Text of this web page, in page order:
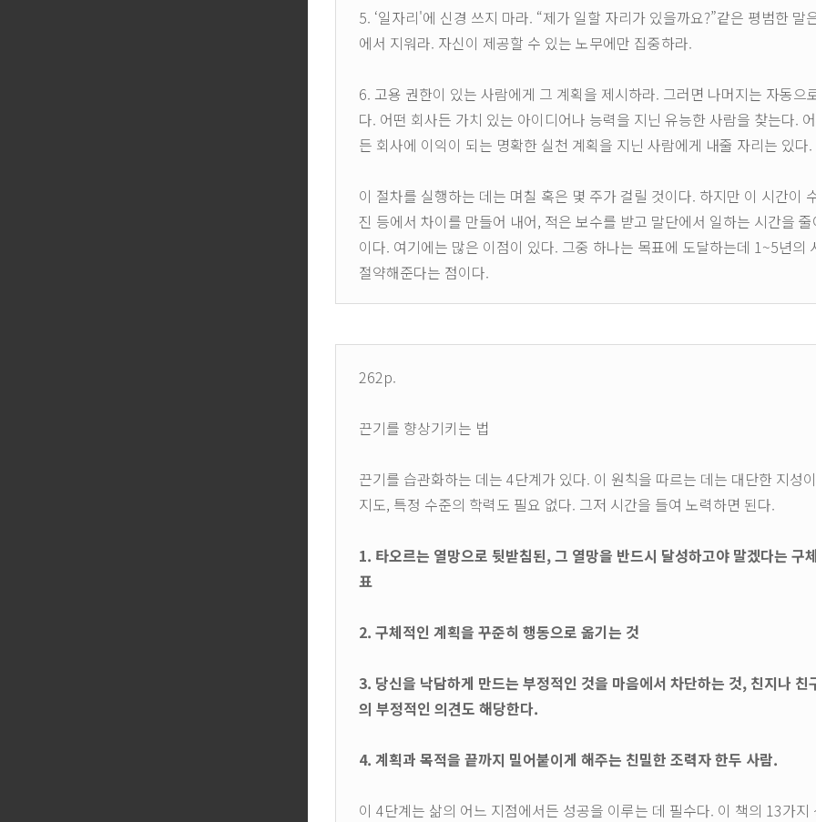
5. ‘일자리'에 신경 쓰지 마라. “제가 일할 자리가 있을까요?”같은 평범한 말
에서 지워라. 자신이 제공할 수 있는 노무에만 집중하라.
6. 고용 권한이 있는 사람에게 그 계획을 제시하라. 그러면 나머지는 자동으
다. 어떤 회사든 가치 있는 아이디어나 능력을 지닌 유능한 사람을 찾는다.
든 회사에 이익이 되는 명확한 실천 계획을 지닌 사람에게 내줄 자리는 있다.
이 절차를 실행하는 데는 며칠 혹은 몇 주가 걸릴 것이다. 하지만 이 시간이
진 등에서 차이를 만들어 내어, 적은 보수를 받고 말단에서 일하는 시간을 줄
이다. 여기에는 많은 이점이 있다. 그중 하나는 목표에 도달하는데 1~5년의
절약해준다는 점이다.
262p.
끈기를 향상기키는 법
끈기를 습관화하는 데는 4단계가 있다. 이 원칙을 따르는 데는 대단한 지성
지도, 특정 수준의 학력도 필요 없다. 그저 시간을 들여 노력하면 된다.
1. 타오르는 열망으로 뒷받침된, 그 열망을 반드시 달성하고야 말겠다는 구
표
2. 구체적인 계획을 꾸준히 행동으로 옮기는 것
3. 당신을 낙담하게 만드는 부정적인 것을 마음에서 차단하는 것, 친지나 친
의 부정적인 의견도 해당한다.
4. 계획과 목적을 끝까지 밀어붙이게 해주는 친밀한 조력자 한두 사람.
이 4단계는 삶의 어느 지점에서든 성공을 이루는 데 필수다. 이 책의 13가지